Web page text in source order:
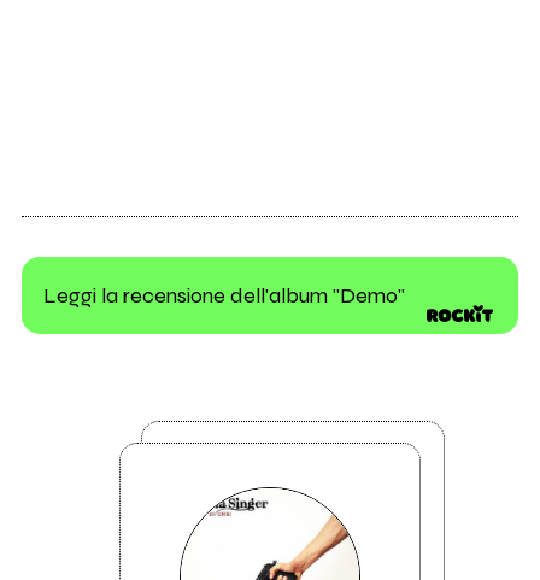
Leggi la recensione dell'album "Demo"